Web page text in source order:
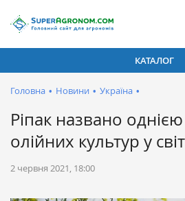
КАТАЛОГ
Головна • Новини • Україна •
Ріпак названо
олійних культур у
2 червня 2021, 18:00